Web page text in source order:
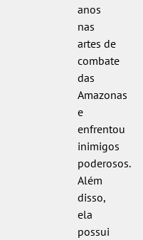
anos
nas
artes de
combate
das
Amazonas
e
enfrentou
inimigos
poderosos.
Além
disso,
ela
possui